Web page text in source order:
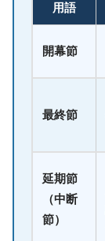
用語
開幕節
最終節
延期節
（中断
節）